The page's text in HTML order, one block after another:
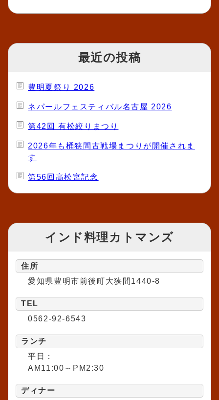
最近の投稿
豊明夏祭り 2026
ネパールフェスティバル名古屋 2026
第42回 有松絞りまつり
2026年も桶狭間古戦場まつりが開催されま
す
第56回高松宮記念
インド料理カトマンズ
住所
愛知県豊明市前後町大狭間1440-8
TEL
0562-92-6543
ランチ
平日：
AM11:00～PM2:30
ディナー